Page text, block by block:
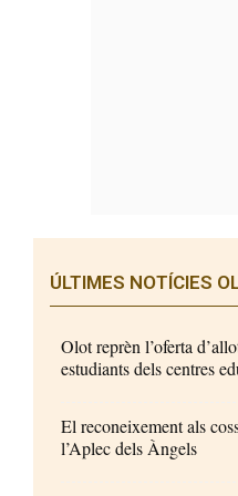
ÚLTIMES NOTÍCIES
Olot reprèn l’oferta
estudiants dels centres
El reconeixement als
l’Aplec dels Àngels